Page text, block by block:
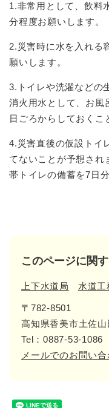
1.非常用として、飲料
分程度お願いします。
2.災害時に水を入れる
願いします。
3.トイレや洗濯などの
消火用水として、お風
日ごろからしておくこ
4.災害直後の仮設トイ
てないことが予想され
帯トイレの備蓄を7日
このページに関
上下水道局 水道
〒782-8501
高知県香美市土佐
Tel：0887-53-1086
メールでのお問い